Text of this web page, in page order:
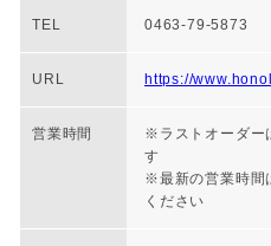
TEL 0463-79-5873
URL https://
営業時間
※ラストオーダー
す
※最新の営業時間
ください